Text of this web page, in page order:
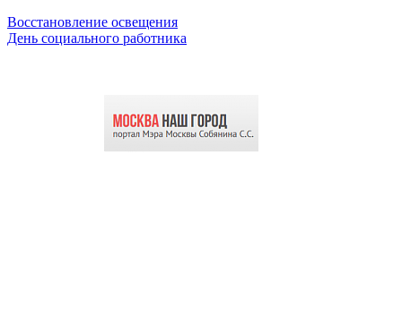
Восстановление освещения
День социального работника